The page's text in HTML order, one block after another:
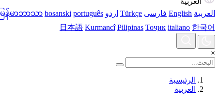
العربية English فارسی Türkçe اردو မြန်မာဘာသာ bosanski português
日本語 Kurmancî Pilipinas Тоҷик italiano 한국어
×
الرئيسية
العربیة